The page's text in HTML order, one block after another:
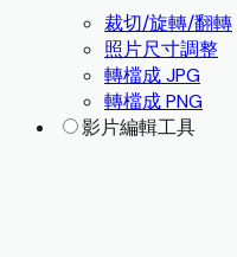
裁切/旋轉/翻轉
照片尺寸調整
轉檔成 JPG
轉檔成 PNG
影片編輯工具